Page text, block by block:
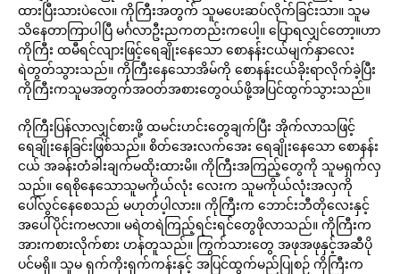
ထားပြီးသားပဲလေ။ ကိုကြီးအတွက် သူမပေးဆပ်လိုက်ခြင်းသာ။ သူမ
သိနေတာကြာပါပြီ မင်္ဂလာဦးညကတည်းကပေါ့။ ပြောရလျှင်တော့။ဟာ
ကိုကြီး ထမီရင်လျားဖြင့်ရေချိုးနေသော စောနန်းငယ်မျက်နှာလေး
ရဲတွတ်သွားသည်။ ကိုကြီးနေသောအိမ်ကို စောနန်းငယ်ခိုးရာလိုက်ခဲ့ပြီး
ကိုကြီးကသူမအတွက်အဝတ်အစားတွေဝယ်ဖို့အပြင်ထွက်သွားသည်။
ကိုကြီးပြန်လာလျှင်စားဖို့ ထမင်းဟင်းတွေချက်ပြီး အိုက်လာသဖြင့်
ရေချိုးနေခြင်းဖြစ်သည်။ စိတ်အေးလက်အေး ရေချိုးနေသော စောနန်း
ငယ် အခန်းတံခါးချက်မထိုးထားမိ။ ကိုကြီးအကြည့်တွေကို သူမရှက်လှ
သည်။ ရေစိုနေသောသူမကိုယ်လုံး လေးက သူမကိုယ်လုံးအလှကို
ပေါ်လွင်နေစေသည် မဟုတ်ပ့ါလား။ ကိုကြီးက ဘောင်းဘီတိုလေးနှင့်
အပေါ်ပိုင်းကဗလာ။ မရဲတရဲကြည့်ရင်းရင်တွေဖိုလာသည်။ ကိုကြီးက
အားကစားလိုက်စား ဟန်တူသည်။ ကြွက်သားတွေ အဖုအဖုနှင့်အဆီပို
ပင်မရှိ။ သူမ ရှက်ကိုးရှက်ကန်းနှင့် အပြင်ထွက်မည်ပြုစဉ် ကိုကြီးက